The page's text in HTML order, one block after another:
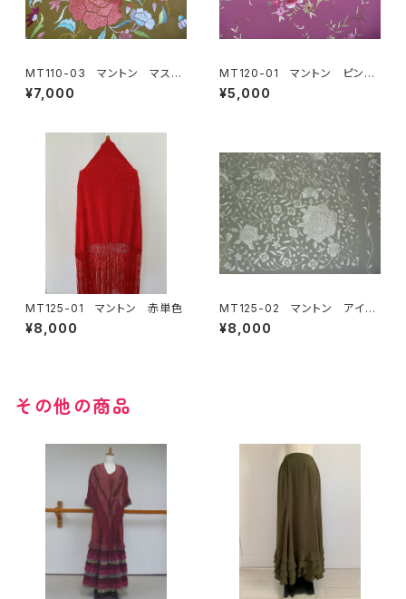
MT110-03 マントン マスタ
ード地多色刺繍
¥7,000
MT120-01 マントン ピンク
地ピンクブラウン系刺繍
¥5,000
MT125-01 マントン 赤単色
¥8,000
MT125-02 マントン アイボ
リー単色
¥8,000
その他の商品